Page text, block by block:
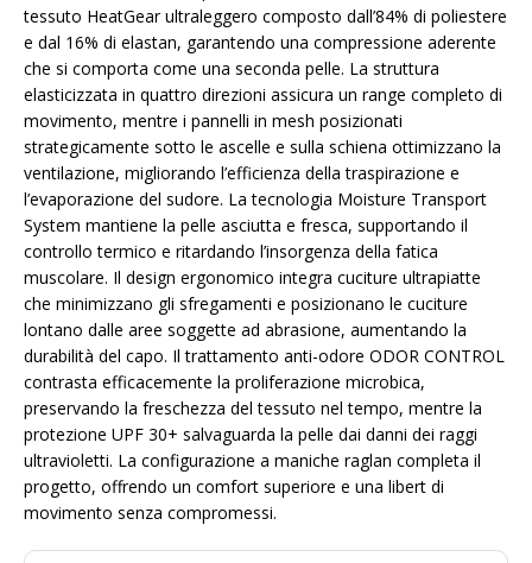
tessuto HeatGear ultraleggero composto dall’84% di poliestere
e dal 16% di elastan, garantendo una compressione aderente
che si comporta come una seconda pelle. La struttura
elasticizzata in quattro direzioni assicura un range completo di
movimento, mentre i pannelli in mesh posizionati
strategicamente sotto le ascelle e sulla schiena ottimizzano la
ventilazione, migliorando l’efficienza della traspirazione e
l’evaporazione del sudore. La tecnologia Moisture Transport
System mantiene la pelle asciutta e fresca, supportando il
controllo termico e ritardando l’insorgenza della fatica
muscolare. Il design ergonomico integra cuciture ultrapiatte
che minimizzano gli sfregamenti e posizionano le cuciture
lontano dalle aree soggette ad abrasione, aumentando la
durabilità del capo. Il trattamento anti-odore ODOR CONTROL
contrasta efficacemente la proliferazione microbica,
preservando la freschezza del tessuto nel tempo, mentre la
protezione UPF 30+ salvaguarda la pelle dai danni dei raggi
ultravioletti. La configurazione a maniche raglan completa il
progetto, offrendo un comfort superiore e una libert di
movimento senza compromessi.